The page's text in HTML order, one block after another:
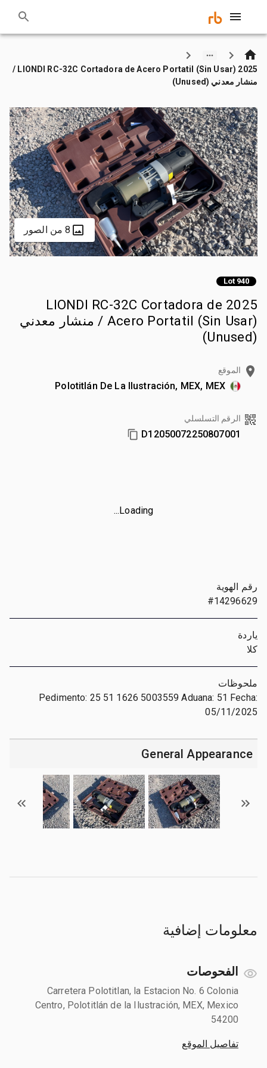
2025 LIONDI RC-32C Cortadora de Acero Portatil (Sin Usar) /
منشار معدني (Unused)
8 من الصور
Lot 940
2025 LIONDI RC-32C Cortadora de
Acero Portatil (Sin Usar) / منشار معدني
(Unused)
الموقع
Polotitlán De La Ilustración, MEX, MEX
الرقم التسلسلي
D12050072250807001
Loading...
رقم الهوية
#14296629
ياردة
كلا
ملحوظات
Pedimento: 25 51 1626 5003559 Aduana: 51 Fecha:
05/11/2025
General Appearance
معلومات إضافية
الفحوصات
Carretera Polotitlan, la Estacion No. 6 Colonia
Centro, Polotitlán de la Ilustración, MEX, Mexico
54200
تفاصيل الموقع